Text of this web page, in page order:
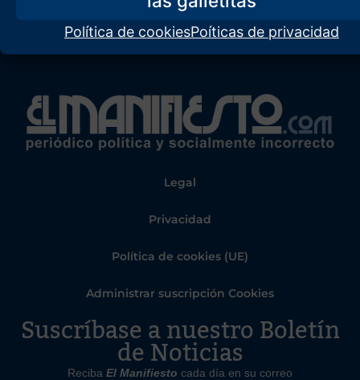
Política de cookiesPoíticas de privacidad
Legal
Privacidad
Política de cookies (UE)
Administrar suscripción Cookies
Suscríbase a nuestro Boletín
de Noticias
Reciba El Manifiesto cada día en su correo